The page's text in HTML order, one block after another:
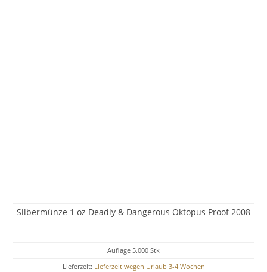
Silbermünze 1 oz Deadly & Dangerous Oktopus Proof 2008
Auflage 5.000 Stk
Lieferzeit: Lieferzeit wegen Urlaub 3-4 Wochen